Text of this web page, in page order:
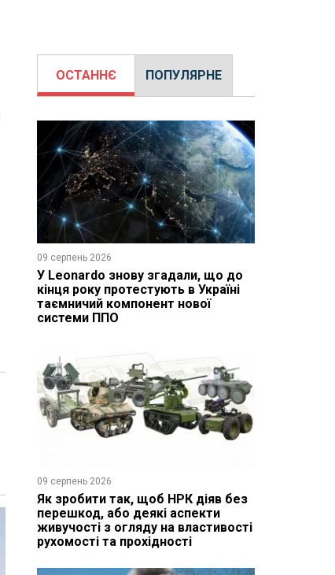
ОСТАННЄ ПОПУЛЯРНЕ
09 серпень 2026
У Leonardo знову згадали, що до
кінця року протестують в Україні
таємничий компонент нової
системи ППО
09 серпень 2026
Як зробити так, щоб НРК діяв без
перешкод, або деякі аспекти
живучості з огляду на властивості
рухомості та прохідності